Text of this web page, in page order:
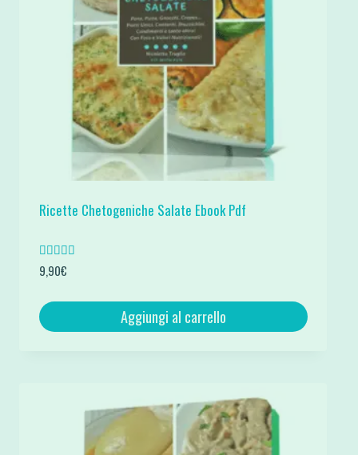
Ricette Chetogeniche Salate Ebook Pdf
Valutato
5.00
9,90€
Aggiungi al carrello